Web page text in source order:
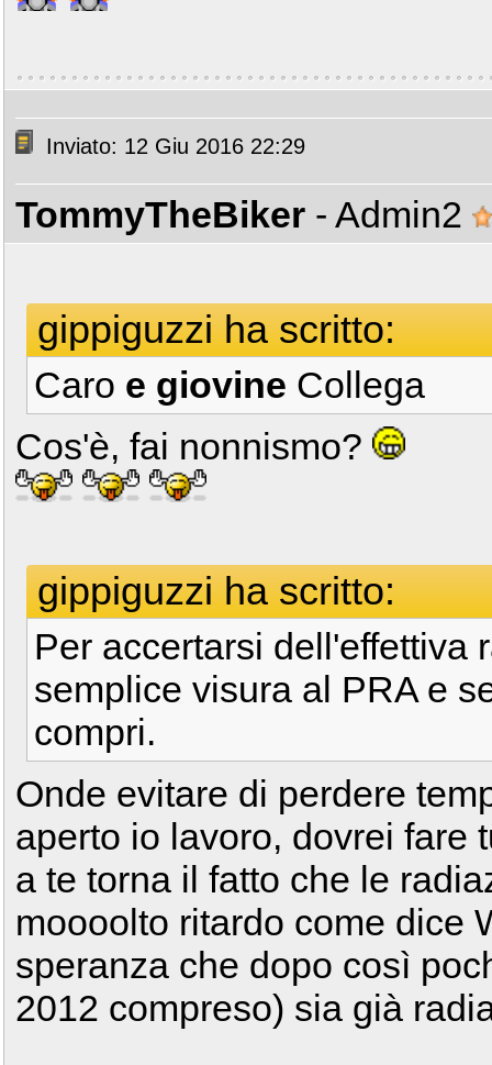
Inviato: 12 Giu 2016 22:29
TommyTheBiker - Admin2
gippiguzzi ha scritto:
Caro e giovine Collega
Cos'è, fai nonnismo?
gippiguzzi ha scritto:
Per accertarsi dell'effettiva
semplice visura al PRA e
compri.
Onde evitare di perdere
aperto io lavoro, dovrei fare
a te torna il fatto che le
moooolto ritardo come dice
speranza che dopo così
2012 compreso) sia già